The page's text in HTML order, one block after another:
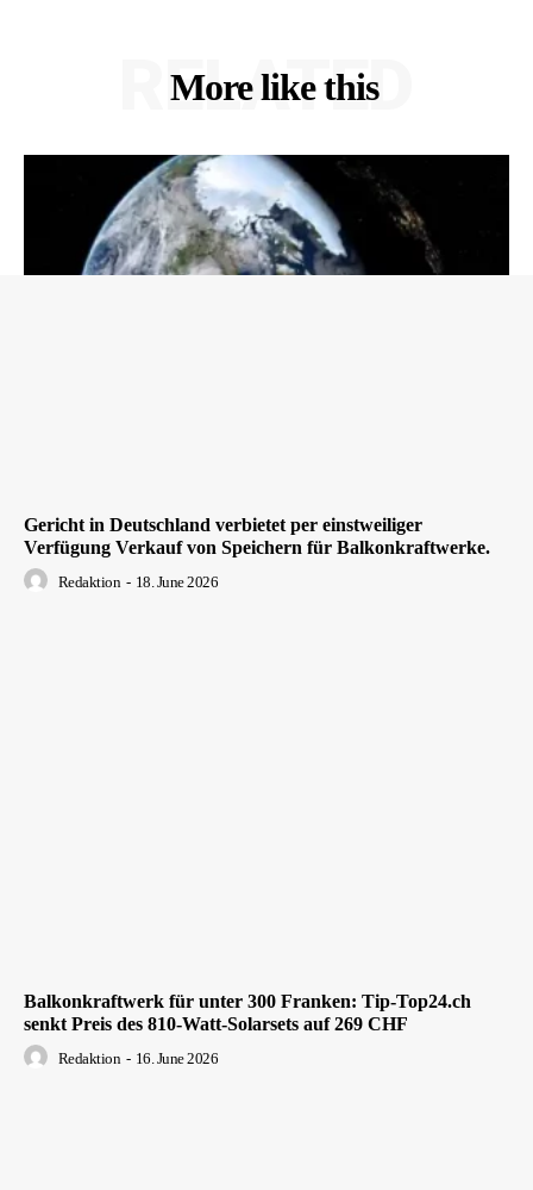
More like this
RELATED
Gericht in Deutschland verbietet per einstweiliger
Verfügung Verkauf von Speichern für Balkonkraftwerke.
Redaktion - 18. June 2026
Balkonkraftwerk für unter 300 Franken: Tip-Top24.ch
senkt Preis des 810-Watt-Solarsets auf 269 CHF
Redaktion - 16. June 2026